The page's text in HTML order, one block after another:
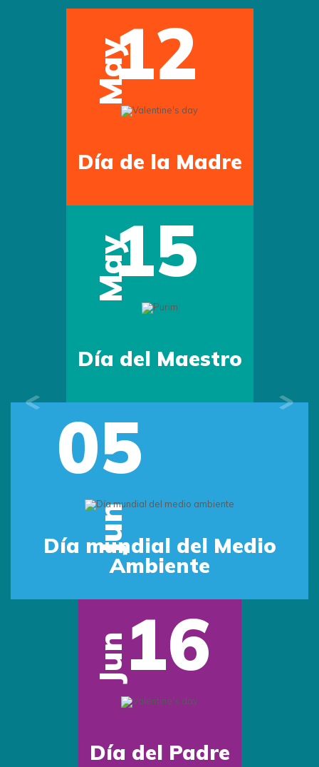
May
12
Día de la Madre
May
15
Día del Maestro
Jun
05
Día mundial del Medio
Ambiente
Jun16
Día del Padre
Previous Next